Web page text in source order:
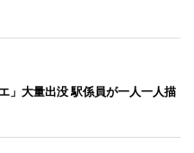
」大量出没 駅係員が一人一人描